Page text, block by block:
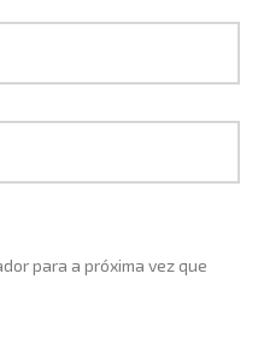
para a próxima vez que